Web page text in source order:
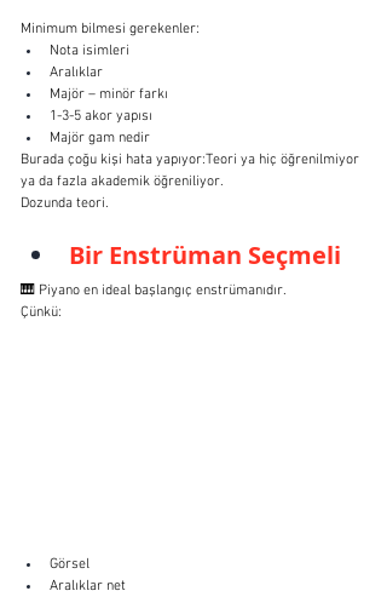
Minimum bilmesi gerekenler:
Nota isimleri
Aralıklar
Majör – minör farkı
1-3-5 akor yapısı
Majör gam nedir
Burada çoğu kişi hata yapıyor:Teori ya hiç öğrenilmiyor
ya da fazla akademik öğreniliyor.
Dozunda teori.
Bir Enstrüman Seçmeli
🎹 Piyano en ideal başlangıç enstrümanıdır.
Çünkü:
Görsel
Aralıklar net